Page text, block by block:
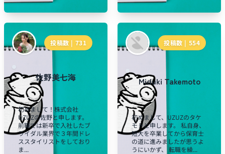
投稿数 | 731
佐野美七海
初めまして！株式会社
UZUZの佐野と申します。
前職では新卒で入社したブ
ライダル業界で３年間ドレ
ススタイリストをしており
ま...
投稿数 | 554
Miduki Takemoto
初めまして、UZUZのタケ
モトと申します。 私自身、
短大を卒業してから保育士
の道に進みましたが思うよ
うにいかず、 転職を繰...